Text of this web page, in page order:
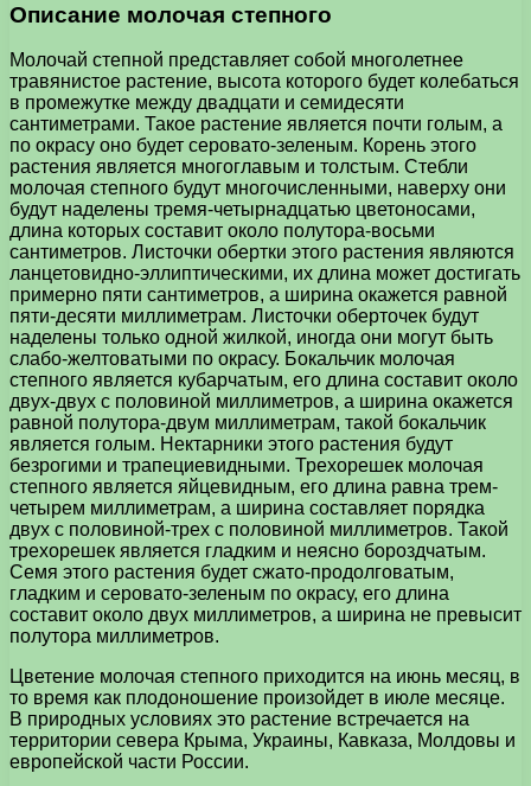
Описание молочая степного
Молочай степной представляет собой многолетнее
травянистое растение, высота которого будет колебаться
в промежутке между двадцати и семидесяти
сантиметрами. Такое растение является почти голым, а
по окрасу оно будет серовато-зеленым. Корень этого
растения является многоглавым и толстым. Стебли
молочая степного будут многочисленными, наверху они
будут наделены тремя-четырнадцатью цветоносами,
длина которых составит около полутора-восьми
сантиметров. Листочки обертки этого растения являются
ланцетовидно-эллиптическими, их длина может достигать
примерно пяти сантиметров, а ширина окажется равной
пяти-десяти миллиметрам. Листочки оберточек будут
наделены только одной жилкой, иногда они могут быть
слабо-желтоватыми по окрасу. Бокальчик молочая
степного является кубарчатым, его длина составит около
двух-двух с половиной миллиметров, а ширина окажется
равной полутора-двум миллиметрам, такой бокальчик
является голым. Нектарники этого растения будут
безрогими и трапециевидными. Трехорешек молочая
степного является яйцевидным, его длина равна трем-
четырем миллиметрам, а ширина составляет порядка
двух с половиной-трех с половиной миллиметров. Такой
трехорешек является гладким и неясно бороздчатым.
Семя этого растения будет сжато-продолговатым,
гладким и серовато-зеленым по окрасу, его длина
составит около двух миллиметров, а ширина не превысит
полутора миллиметров.
Цветение молочая степного приходится на июнь месяц, в
то время как плодоношение произойдет в июле месяце.
В природных условиях это растение встречается на
территории севера Крыма, Украины, Кавказа, Молдовы и
европейской части России.